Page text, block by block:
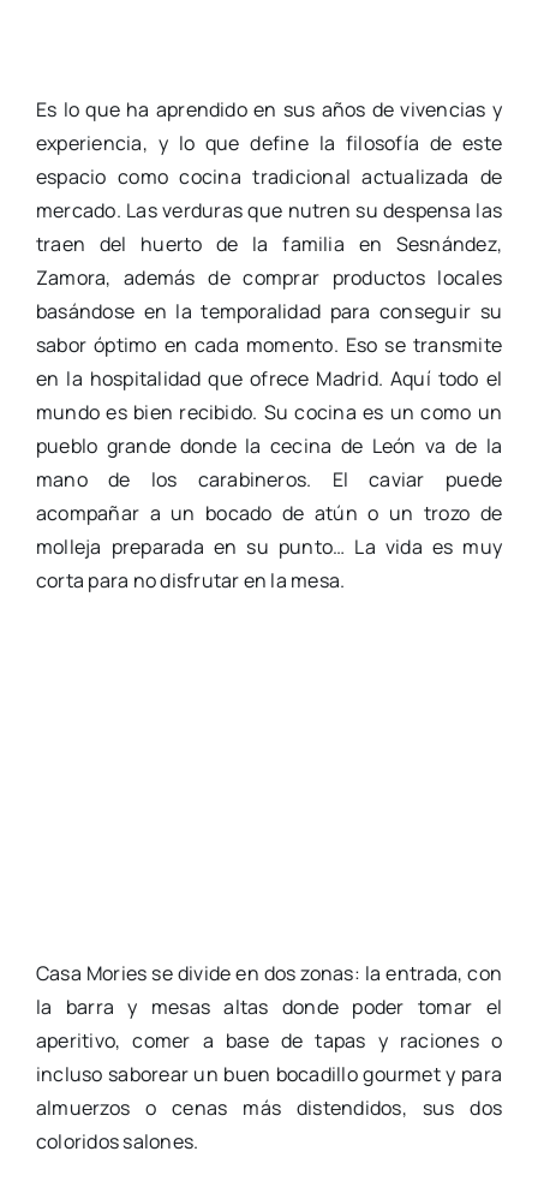
Es lo que ha aprendido en sus años de vivencias y
experiencia, y lo que define la filosofía de este
espacio como cocina tradicional actualizada de
mercado. Las verduras que nutren su despensa las
traen del huerto de la familia en Sesnández,
Zamora, además de comprar productos locales
basándose en la temporalidad para conseguir su
sabor óptimo en cada momento. Eso se transmite
en la hospitalidad que ofrece Madrid. Aquí todo el
mundo es bien recibido. Su cocina es un como un
pueblo grande donde la cecina de León va de la
mano de los carabineros. El caviar puede
acompañar a un bocado de atún o un trozo de
molleja preparada en su punto… La vida es muy
corta para no disfrutar en la mesa.
Casa Mories se divide en dos zonas: la entrada, con
la barra y mesas altas donde poder tomar el
aperitivo, comer a base de tapas y raciones o
incluso saborear un buen bocadillo gourmet y para
almuerzos o cenas más distendidos, sus dos
coloridos salones.